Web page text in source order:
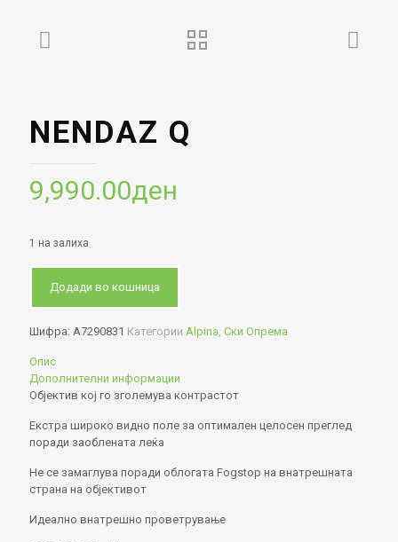
NENDAZ Q
9,990.00ден
1 на залиха
Додади во кошница
Шифра: A7290831 Категории Alpina, Ски Опрема
Опис
Дополнителни информации
Објектив кој го зголемува контрастот
Екстра широко видно поле за оптимален целосен преглед
поради заоблената леќа
Не се замаглува поради облогата Fogstop на внатрешната
страна на објективот
Идеално внатрешно проветрување